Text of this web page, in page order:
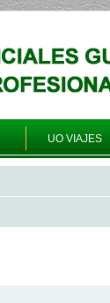
UO VIAJES